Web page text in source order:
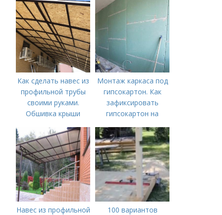
подсветкой
Как сделать навес из
профильной трубы
своими руками.
Обшивка крыши
Монтаж каркаса под
гипсокартон. Как
зафиксировать
гипсокартон на
Навес из профильной
100 вариантов